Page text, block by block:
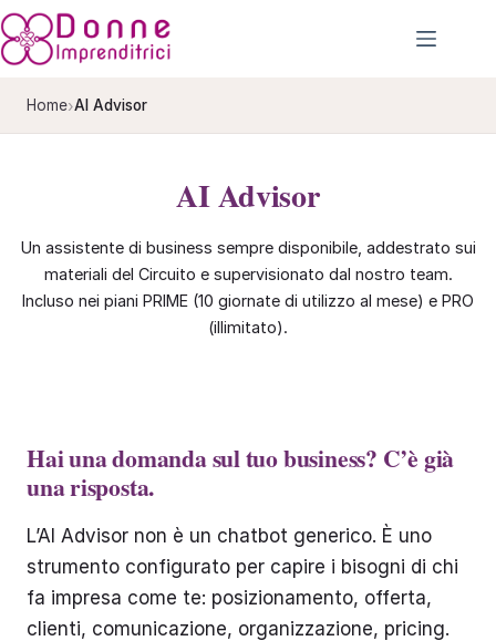
Salta
al
Home›AI Advisor
AI Advisor
Un assistente di business sempre disponibile, addestrato sui
materiali del Circuito e supervisionato dal nostro team.
Incluso nei piani PRIME (10 giornate di utilizzo al mese) e PRO
(illimitato).
Hai una domanda sul tuo business? C’è già
una risposta.
L’AI Advisor non è un chatbot generico. È uno
strumento configurato per capire i bisogni di chi
fa impresa come te: posizionamento, offerta,
clienti, comunicazione, organizzazione, pricing.